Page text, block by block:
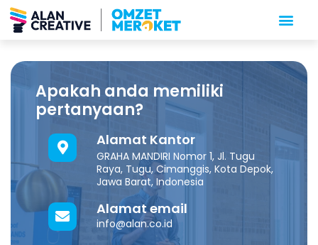
Apakah anda memiliki
pertanyaan?
Alamat Kantor
GRAHA MANDIRI Nomor 1, Jl. Tugu
Raya, Tugu, Cimanggis, Kota Depok,
Jawa Barat, Indonesia
Alamat email
info@alan.co.id